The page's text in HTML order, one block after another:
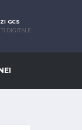
GCS
DIGITALE